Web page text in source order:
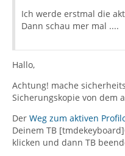
Ich werde erstmal die
Dann schau mer mal ....
Hallo,
Achtung! mache
Sicherungskopie von dem
Der Weg zum aktiven
Deinem TB
klicken und dann TB